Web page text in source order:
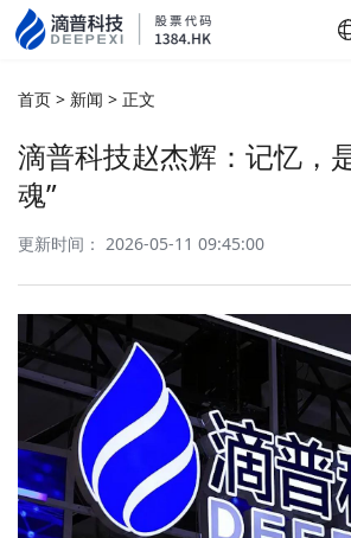
首页 > 新闻 > 正文
滴普科技赵杰辉：记忆，
魂”
更新时间： 2026-05-11 09:45:00